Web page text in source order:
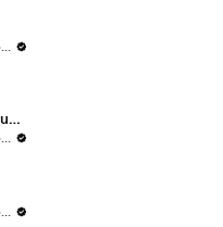
Runner's World Brasil
Runner's World Brasil
Runner's World Brasil